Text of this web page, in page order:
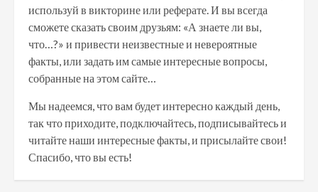
используй в викторине или реферате. И вы всегда
сможете сказать своим друзьям: «А знаете ли вы,
что…?» и привести неизвестные и невероятные
факты, или задать им самые интересные вопросы,
собранные на этом сайте…
Мы надеемся, что вам будет интересно каждый день,
так что приходите, подключайтесь, подписывайтесь и
читайте наши интересные факты, и присылайте свои!
Спасибо, что вы есть!